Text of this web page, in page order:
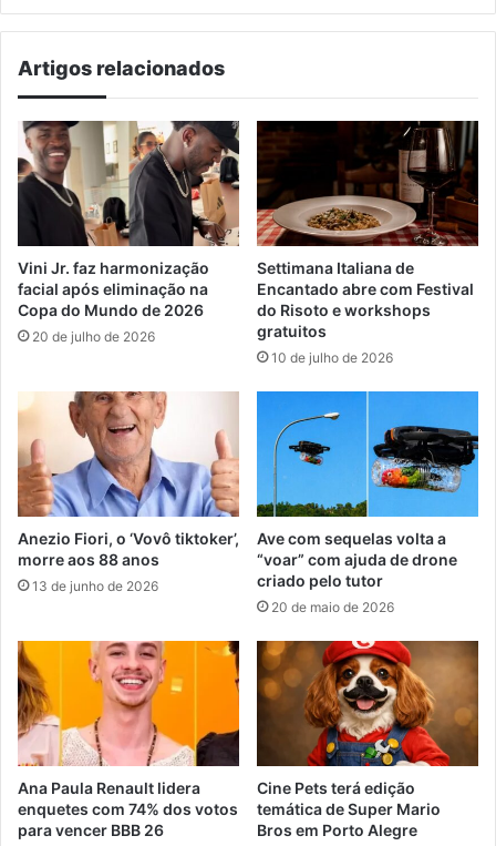
em
Maria
Artigos relacionados
Vini Jr. faz harmonização
facial após eliminação na
Copa do Mundo de 2026
20 de julho de 2026
Settimana Italiana de
Encantado abre com Festival
do Risoto e workshops
gratuitos
10 de julho de 2026
Anezio Fiori, o ‘Vovô tiktoker’,
morre aos 88 anos
13 de junho de 2026
Ave com sequelas volta a
“voar” com ajuda de drone
criado pelo tutor
20 de maio de 2026
Ana Paula Renault lidera
enquetes com 74% dos votos
para vencer BBB 26
Cine Pets terá edição
temática de Super Mario
Bros em Porto Alegre